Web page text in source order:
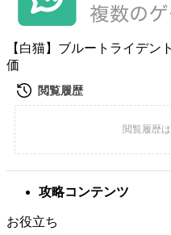
【白猫】ブルートライデン
価
攻略コンテンツ
お役立ち